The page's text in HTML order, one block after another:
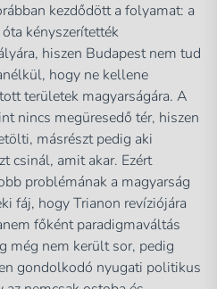
kezdődött a folyamat: a
kényszerítették
hiszen Budapest nem tud
hogy ne kellene
területek magyarságára. A
nincs megüresedő tér, hiszen
másrészt pedig aki
csinál, amit akar. Ezért
problémának a magyarság
fáj, hogy Trianon revíziójára
főként paradigmaváltás
még nem került sor, pedig
gondolkodó nyugati politikus